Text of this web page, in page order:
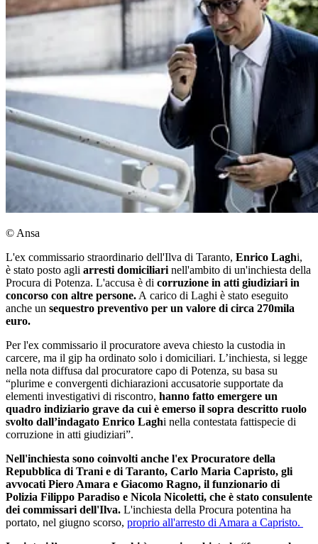
© Ansa
L'ex commissario straordinario dell'Ilva di Taranto, Enrico Laghi,
è stato posto agli arresti domiciliari nell'ambito di un'inchiesta della
Procura di Potenza. L'accusa è di corruzione in atti giudiziari in
concorso con altre persone. A carico di Laghi è stato eseguito
anche un sequestro preventivo per un valore di circa 270mila
euro.
Per l'ex commissario il procuratore aveva chiesto la custodia in
carcere, ma il gip ha ordinato solo i domiciliari. L’inchiesta, si legge
nella nota diffusa dal procuratore capo di Potenza, su basa su
“plurime e convergenti dichiarazioni accusatorie supportate da
elementi investigativi di riscontro, hanno fatto emergere un
quadro indiziario grave da cui è emerso il sopra descritto ruolo
svolto dall’indagato Enrico Laghi nella contestata fattispecie di
corruzione in atti giudiziari”.
Nell'inchiesta sono coinvolti anche l'ex Procuratore della
Repubblica di Trani e di Taranto, Carlo Maria Capristo, gli
avvocati Piero Amara e Giacomo Ragno, il funzionario di
Polizia Filippo Paradiso e Nicola Nicoletti, che è stato consulente
dei commissari dell'Ilva. L'inchiesta della Procura potentina ha
portato, nel giugno scorso, proprio all'arresto di Amara a Capristo.